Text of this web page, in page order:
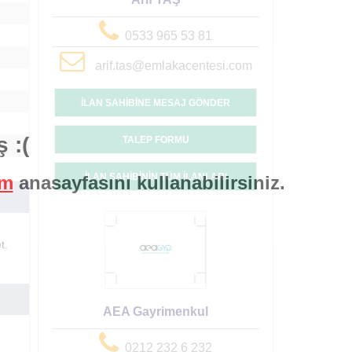
:(
anasayfasını kullanabilirsiniz.
0533 965 53 81
arif.tas@emlakacentesi.com
İLAN SAHİBİNE MESAJ GÖNDER
TALEP FORMU
İLAN SAHİBİNİN TÜM İLANLARI
AEA Gayrimenkul
0212 232 6 232